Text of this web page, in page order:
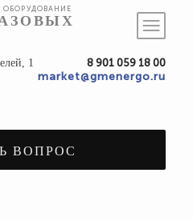
ОБОРУДОВАНИЕ
1 8 901 059 18 00
market@gmenergo.ru
ВОПРОС